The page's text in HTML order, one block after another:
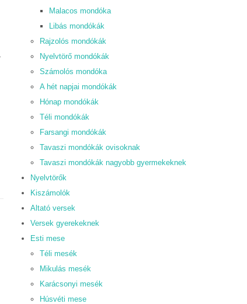
Malacos mondóka
Libás mondókák
Rajzolós mondókák
Nyelvtörő mondókák
Számolós mondóka
A hét napjai mondókák
Hónap mondókák
Téli mondókák
Farsangi mondókák
Tavaszi mondókák ovisoknak
Tavaszi mondókák nagyobb gyermekeknek
Nyelvtörők
Kiszámolók
Altató versek
Versek gyerekeknek
Esti mese
Téli mesék
Mikulás mesék
Karácsonyi mesék
Húsvéti mese